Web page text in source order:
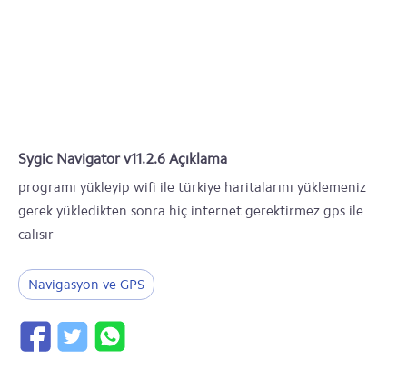
Sygic Navigator v11.2.6 Açıklama
programı yükleyip wifi ile türkiye haritalarını yüklemeniz
gerek yükledikten sonra hiç internet gerektirmez gps ile
calısır
Navigasyon ve GPS